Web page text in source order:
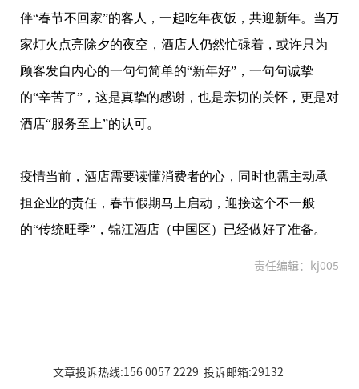
伴“春节不回家”的客人，一起吃年夜饭，共迎新年。当万
家灯火点亮除夕的夜空，酒店人仍然忙碌着，或许只为
顾客发自内心的一句句简单的“新年好”，一句句诚挚
的“辛苦了”，这是真挚的感谢，也是亲切的关怀，更是对
酒店“服务至上”的认可。
疫情当前，酒店需要读懂消费者的心，同时也需主动承
担企业的责任，春节假期马上启动，迎接这个不一般
的“传统旺季”，锦江酒店（中国区）已经做好了准备。
责任编辑：kj005
文章投诉热线:156 0057 2229 投诉邮箱:29132